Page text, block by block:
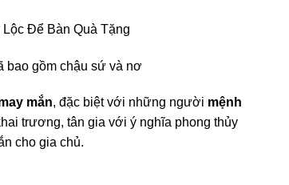
Để Bàn Quà Tặng
bao gồm chậu sứ và nơ
mắn, đặc biệt với những người mệnh
trương, tân gia với ý nghĩa phong thủy
cho gia chủ.